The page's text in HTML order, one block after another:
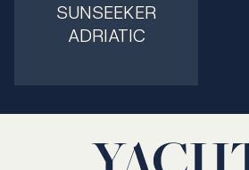
SUNSEEKER
ADRIATIC